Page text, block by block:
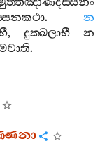
.න
, දුක‍්ඛලාභී
න
.